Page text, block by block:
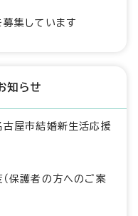
集しています
知らせ
屋市結婚新生活応援
保護者の方へのご案